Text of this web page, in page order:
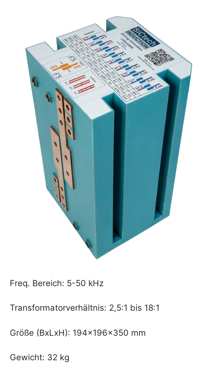
Freq. Bereich: 5-50 kHz
Transformatorverhältnis: 2,5:1 bis 18:1
Größe (BxLxH): 194x196x350 mm
Gewicht: 32 kg